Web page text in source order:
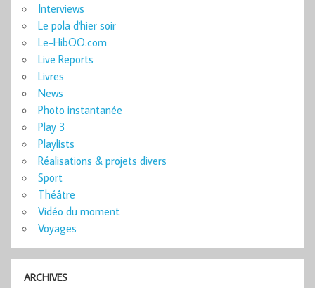
Interviews
Le pola d'hier soir
Le-HibOO.com
Live Reports
Livres
News
Photo instantanée
Play 3
Playlists
Réalisations & projets divers
Sport
Théâtre
Vidéo du moment
Voyages
ARCHIVES